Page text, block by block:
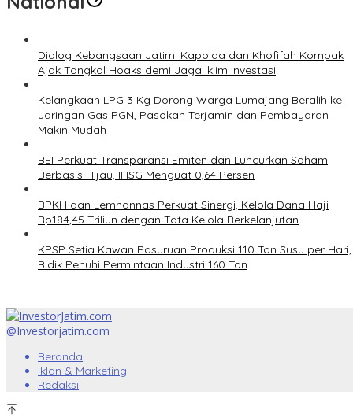
Dialog Kebangsaan Jatim: Kapolda dan Khofifah Kompak
Ajak Tangkal Hoaks demi Jaga Iklim Investasi
Kelangkaan LPG 3 Kg Dorong Warga Lumajang Beralih ke
Jaringan Gas PGN, Pasokan Terjamin dan Pembayaran
Makin Mudah
BEI Perkuat Transparansi Emiten dan Luncurkan Saham
Berbasis Hijau, IHSG Menguat 0,64 Persen
BPKH dan Lemhannas Perkuat Sinergi, Kelola Dana Haji
Rp184,45 Triliun dengan Tata Kelola Berkelanjutan
KPSP Setia Kawan Pasuruan Produksi 110 Ton Susu per Hari,
Bidik Penuhi Permintaan Industri 160 Ton
@Investorjatim.com
Beranda
Iklan & Marketing
Redaksi